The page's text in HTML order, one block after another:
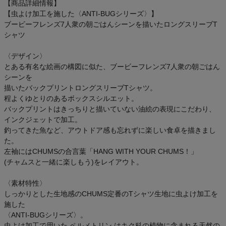
【商品詳細情報】
【虫よけ加工を施した〈ANTI-BUGシリーズ〉】
ブービーフレンズ7人衆の朝ごはんシーンを描いたロングスリーブT
シャツ
〈デザイン〉
とある有名な絵画の構図に似た、ブービーフレンズ7人衆の朝ごはん
シーンを
描いたバックプリントロングスリーブTシャツ。
程よくゆとりのあるボックスシルエット。
バックプリントはきっちりと描いていない油絵の表現にこだわり、
インクジェットで加工。
釣ってきた魚など、アウトドア感も忘れずに楽しい食卓を描きまし
た。
左袖にはCHUMSの合言葉「HANG WITH YOUR CHUMS！」
(チャムスと一緒に楽しもう)をレイアウト。
〈素材特性〉
しっかりとした生地感のCHUMS定番のTシャツ生地に虫よけ加工を
施した
〈ANTI-BUGシリーズ〉。